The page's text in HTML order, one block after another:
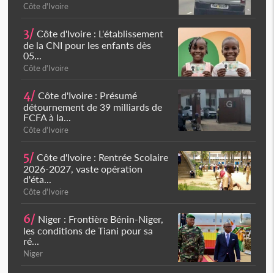
Côte d'Ivoire
3/ Côte d'Ivoire : L'établissement
de la CNI pour les enfants dès
05...
Côte d'Ivoire
4/ Côte d'Ivoire : Présumé
détournement de 39 milliards de
FCFA à la...
Côte d'Ivoire
5/ Côte d'Ivoire : Rentrée Scolaire
2026-2027, vaste opération
d'éta...
Côte d'Ivoire
6/ Niger : Frontière Bénin-Niger,
les conditions de Tiani pour sa
ré...
Niger